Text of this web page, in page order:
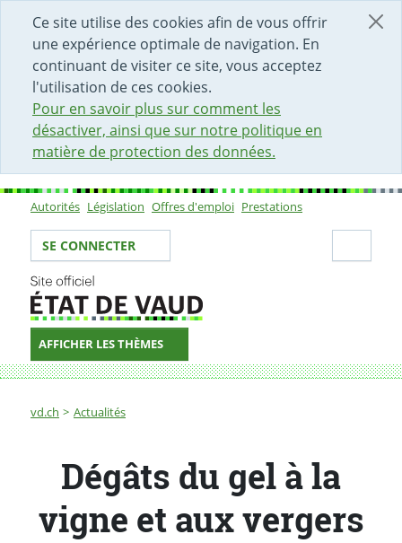
Ce site utilise des cookies afin de vous offrir
une expérience optimale de navigation. En
continuant de visiter ce site, vous acceptez
l'utilisation de ces cookies.
Pour en savoir plus sur comment les
désactiver, ainsi que sur notre politique en
matière de protection des données.
DÉBUT DU CONTENU DE LA PAGE
ACCÈS AU CHAMP DE RECHERCHE
PAGE D'ACCUEIL
FORMULAIRE DE CONTACT
Sous-navigation
Autorités Législation Offres d'emploi Prestations
Votre identité
SE CONNECTER
AFFICHER LES THÈMES
Fil d'Ariane
vd.ch Actualités
Dégâts du gel à la vigne et aux vergers
Dégâts du gel à la
vigne et aux vergers